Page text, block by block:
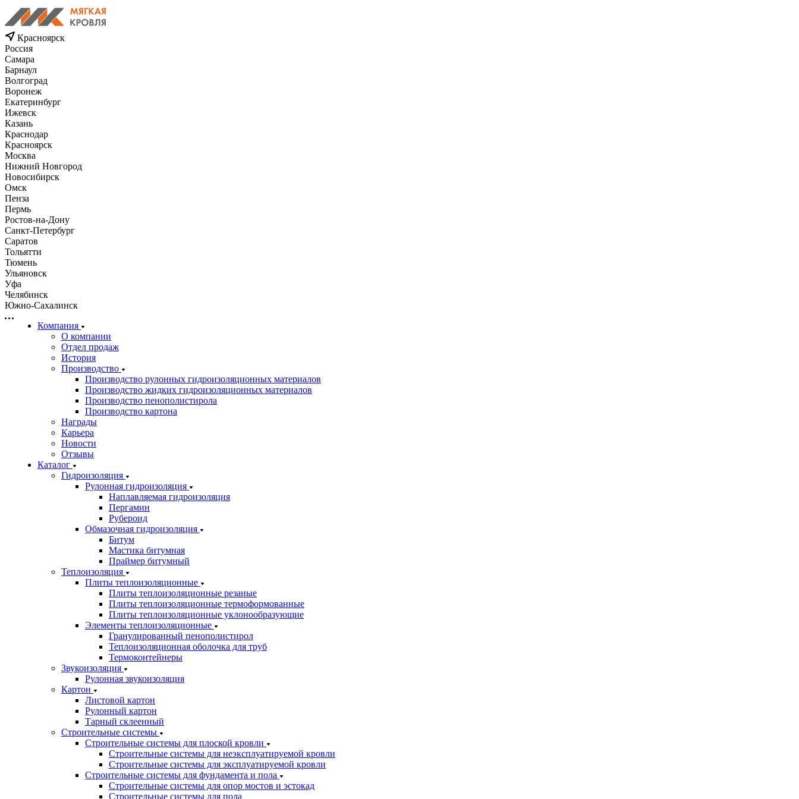
Красноярск
Россия
Самара
Барнаул
Волгоград
Воронеж
Екатеринбург
Ижевск
Казань
Краснодар
Красноярск
Москва
Нижний Новгород
Новосибирск
Омск
Пенза
Пермь
Ростов-на-Дону
Санкт-Петербург
Саратов
Тольятти
Тюмень
Ульяновск
Уфа
Челябинск
Южно-Сахалинск
Компания
О компании
Отдел продаж
История
Производство
Производство рулонных гидроизоляционных материалов
Производство жидких гидроизоляционных материалов
Производство пенополистирола
Производство картона
Награды
Карьера
Новости
Отзывы
Каталог
Гидроизоляция
Рулонная гидроизоляция
Наплавляемая гидроизоляция
Пергамин
Рубероид
Обмазочная гидроизоляция
Битум
Мастика битумная
Праймер битумный
Теплоизоляция
Плиты теплоизоляционные
Плиты теплоизоляционные резаные
Плиты теплоизоляционные термоформованные
Плиты теплоизоляционные уклонообразующие
Элементы теплоизоляционные
Гранулированный пенополистирол
Теплоизоляционная оболочка для труб
Термоконтейнеры
Звукоизоляция
Рулонная звукоизоляция
Картон
Листовой картон
Рулонный картон
Тарный склеенный
Строительные системы
Строительные системы для плоской кровли
Строительные системы для неэксплуатируемой кровли
Строительные системы для эксплуатируемой кровли
Строительные системы для фундамента и пола
Строительные системы для опор мостов и эстокад
Строительные системы для пола